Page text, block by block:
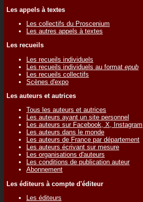
Les appels à textes
Les collectifs du Proscenium
Les autres appels à textes
Les recueils
Les recueils individuels
Les recueils individuels au format epub
Les recueils collectifs
Scènes d'expo
Les auteurs et autrices
Tous les auteurs et autrices
Les auteurs ayant un site personnel
Les auteurs sur Facebook, X, Instagram
Les auteurs dans le monde
Les auteurs de France par département
Les auteurs écrivant sur mesure
Les organisations d'auteurs
Les conditions de publication auteur
Abonnement
Les éditeurs à compte d'éditeur
Les éditeurs